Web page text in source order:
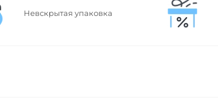
Невскрытая упаковка